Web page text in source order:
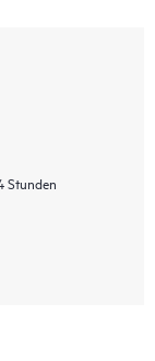
Stunden